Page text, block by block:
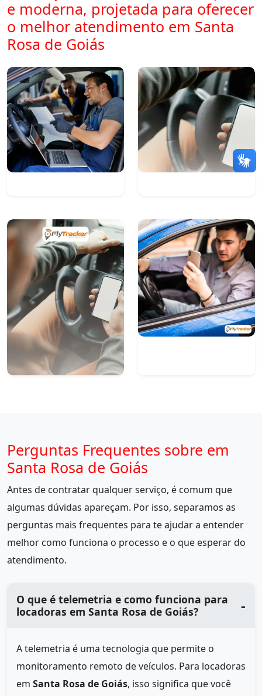
e moderna, projetada para oferecer
o melhor atendimento em Santa
Rosa de Goiás
Perguntas Frequentes sobre em
Santa Rosa de Goiás
Antes de contratar qualquer serviço, é comum que
algumas dúvidas apareçam. Por isso, separamos as
perguntas mais frequentes para te ajudar a entender
melhor como funciona o processo e o que esperar do
atendimento.
O que é telemetria e como funciona para
locadoras em Santa Rosa de Goiás?
A telemetria é uma tecnologia que permite o
monitoramento remoto de veículos. Para locadoras
em Santa Rosa de Goiás, isso significa que você